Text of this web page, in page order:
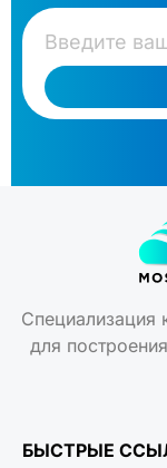
Специализация
для
БЫСТРЫЕ